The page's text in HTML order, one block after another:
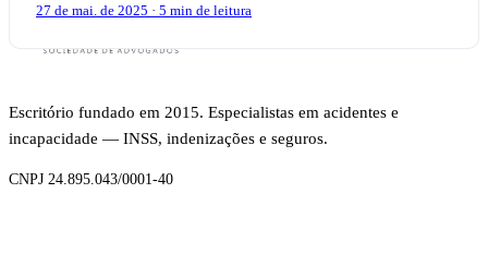
27 de mai. de 2025 · 5 min de leitura
Escritório fundado em 2015. Especialistas em acidentes e
incapacidade — INSS, indenizações e seguros.
CNPJ 24.895.043/0001-40